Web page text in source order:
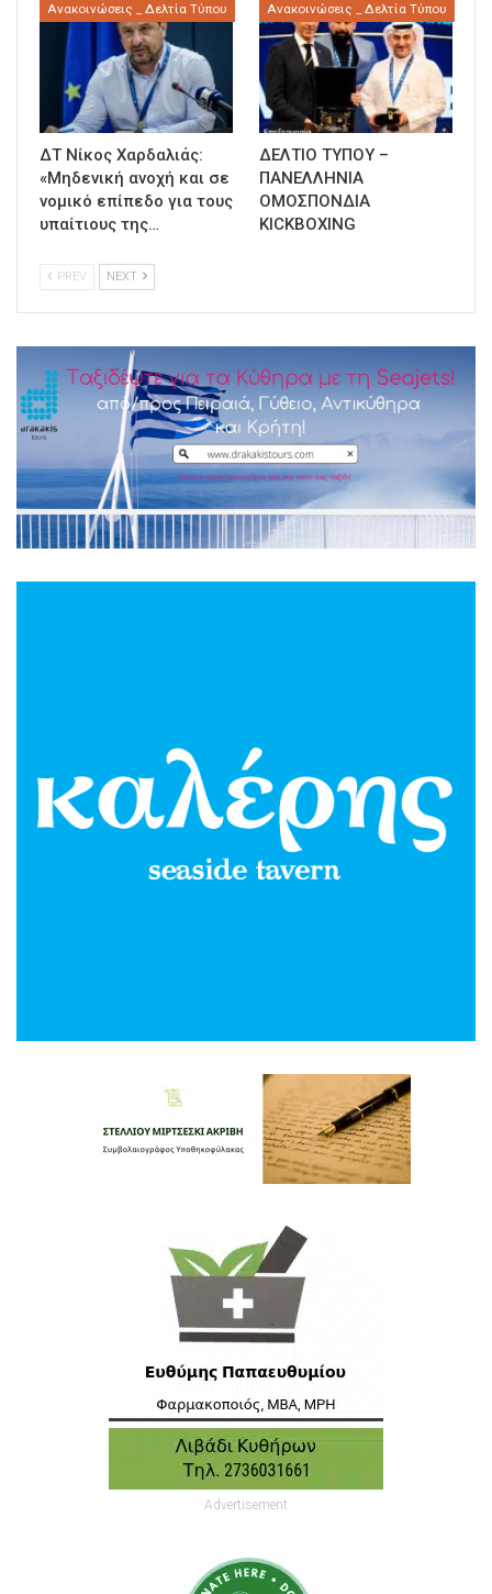
Ανακοινώσεις _ Δελτία Τύπου
ΔΤ Νίκος Χαρδαλιάς:
«Μηδενική ανοχή και σε
νομικό επίπεδο για τους
υπαίτιους της…
Ανακοινώσεις _ Δελτία Τύπου
ΔΕΛΤΙΟ ΤΥΠΟΥ –
ΠΑΝΕΛΛΗΝΙΑ
ΟΜΟΣΠΟΝΔΙΑ
KICKBOXING
PREV NEXT
Advertisement